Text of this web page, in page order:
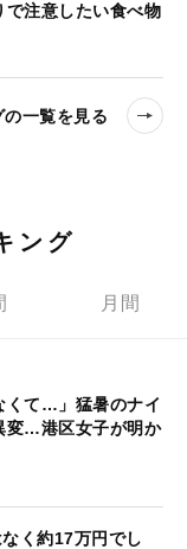
注意したい食べ物
一覧を見る
ング
月間
くて…」猛暑のナイ
変…港区女子が明か
く約17万円でし